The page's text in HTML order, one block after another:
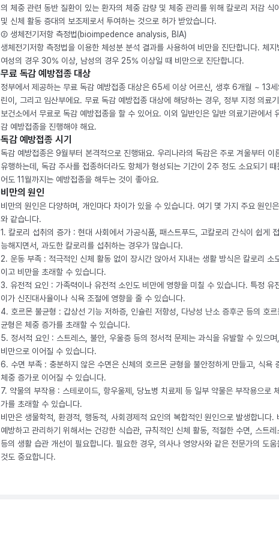
의 체중 관련 동반 질환이 있는 환자의 체중 감량 및 체중 관리를 위해 칼로리 저감 식
및 신체 활동 증대의 보조제로서 투여하는 것으로 허가 받았습니다.
② 생체전기저항 측정법(bioimpedence analysis, BIA)
생체전기저항 측정법을 이용한 체성분 분석 결과를 사용하여 비만을 진단합니다. 체지
여성의 경우 30% 이상, 남성의 경우 25% 이상일 때 비만으로 진단합니다.
무료 독감 예방접종 대상
정부에서 제공하는 무료 독감 예방접종 대상은 65세 이상 어르신, 생후 6개월 ~ 13
린이, 그리고 임산부에요. 무료 독감 예방접종 대상에 해당하는 경우, 정부 지정 의료
보건소에서 무료로 독감 예방접종을 할 수 있어요. 이외 일반인은 일반 의료기관에서
감 예방접종을 진행해야 해요.
독감 예방접종 시기
독감 예방접종은 9월부터 본격적으로 진행돼요. 우리나라의 독감은 주로 겨울부터 이
유행하는데, 독감 주사를 접종하더라도 항체가 형성되는 기간이 2주 정도 소요되기 때
어도 11월까지는 예방접종을 해두는 것이 좋아요.
비만의 원인
비만의 원인은 다양하며, 개인마다 차이가 있을 수 있습니다. 여기 몇 가지 주요 원인
와 같습니다.
1. 칼로리 섭취의 증가 : 현대 사회에서 가공식품, 패스트푸드, 고칼로리 간식이 쉽게
능해지면서, 과도한 칼로리를 섭취하는 경우가 많습니다.
2. 운동 부족 : 적극적인 신체 활동 없이 장시간 앉아서 지내는 생활 방식은 칼로리 소
이고 비만을 초래할 수 있습니다.
3. 유전적 요인 : 가족력이나 유전적 소인도 비만에 영향을 미칠 수 있습니다. 특정 유
이가 신진대사율이나 식욕 조절에 영향을 줄 수 있습니다.
4. 호르몬 불균형 : 갑상선 기능 저하증, 인슐린 저항성, 다낭성 난소 증후군 등의 호르
균형은 체중 증가를 초래할 수 있습니다.
5. 정서적 요인 : 스트레스, 불안, 우울증 등의 정서적 문제는 과식을 유발할 수 있으
비만으로 이어질 수 있습니다.
6. 수면 부족 : 충분하지 않은 수면은 신체의 호르몬 균형을 불안정하게 만들고, 식욕
체중 증가로 이어질 수 있습니다.
7. 약물의 부작용 : 스테로이드, 항우울제, 당뇨병 치료제 등 일부 약물은 부작용으로
가를 초래할 수 있습니다.
비만은 생물학적, 환경적, 행동적, 사회경제적 요인의 복합적인 원인으로 발생합니다.
예방하고 관리하기 위해서는 건강한 식습관, 규칙적인 신체 활동, 적절한 수면, 스트레
등의 생활 습관 개선이 필요합니다. 필요한 경우, 의사나 영양사와 같은 전문가의 도움
것도 중요합니다.